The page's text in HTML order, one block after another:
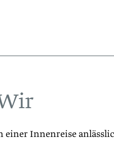
einer Innenreise